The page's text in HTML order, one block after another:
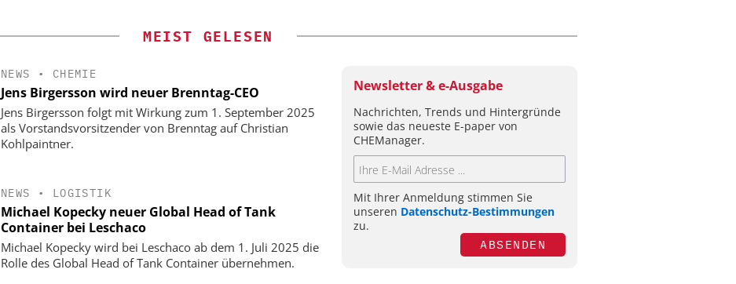
MEIST GELESEN
NEWS • CHEMIE
Jens Birgersson wird neuer Brenntag-CEO
Jens Birgersson folgt mit Wirkung zum 1. September 2025
als Vorstandsvorsitzender von Brenntag auf Christian
Kohlpaintner.
NEWS • LOGISTIK
Michael Kopecky neuer Global Head of Tank
Container bei Leschaco
Michael Kopecky wird bei Leschaco ab dem 1. Juli 2025 die
Rolle des Global Head of Tank Container übernehmen.
Newsletter & e-Ausgabe
Nachrichten, Trends und Hintergründe
sowie das neueste E-paper von
CHEManager.
Mit Ihrer Anmeldung stimmen Sie
unseren Datenschutz-Bestimmungen
zu.
ABSENDEN